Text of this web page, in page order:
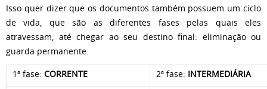
Isso quer dizer que os documentos também possuem um ciclo
de vida, que são as diferentes fases pelas quais eles
atravessam, até chegar ao seu destino final: eliminação ou
guarda permanente.
1ª fase: CORRENTE 2ª fase: INTERMEDIÁRIA